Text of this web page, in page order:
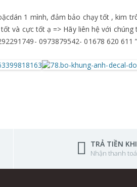
1 mình, đảm bảo chạy tốt , kim
và cực tốt ạ => Hãy liên hệ với
0973879542- 01678 620 611 ”
TRẢ TIỀN
Nhận thanh